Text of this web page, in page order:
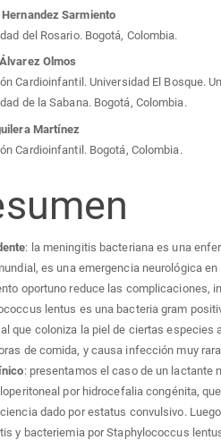
Sarmiento
del Rosario. Bogotá, Colombia.
Olmos
Cardioinfantil. Universidad El Bosque.
de la Sabana. Bogotá, Colombia.
Martínez
Cardioinfantil. Bogotá, Colombia.
: la meningitis bacteriana es una
es una emergencia neurológica
oportuno reduce las complicaciones,
lentus es una bacteria gram
que coloniza la piel de ciertas especies
de comida, y causa infección muy
: presentamos el caso de un lactante
por hidrocefalia congénita,
dado por estatus convulsivo.
y bacteriemia por Staphylococcus